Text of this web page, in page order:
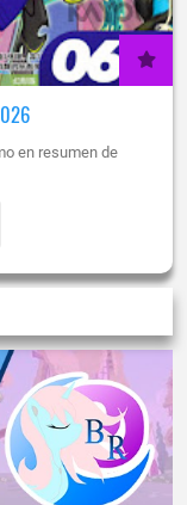
en resumen de